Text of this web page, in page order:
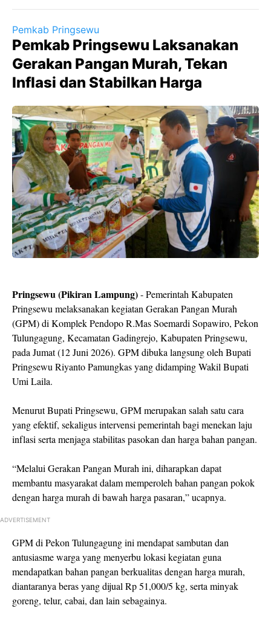
Pemkab Pringsewu
Pemkab Pringsewu Laksanakan
Gerakan Pangan Murah, Tekan
Inflasi dan Stabilkan Harga
Pringsewu (Pikiran Lampung)- Pemerintah Kabupaten
Pringsewu melaksanakan kegiatan Gerakan Pangan Murah
(GPM) di Komplek Pendopo R.Mas Soemardi Sopawiro, Pekon
Tulungagung, Kecamatan Gadingrejo, Kabupaten Pringsewu,
pada Jumat (12 Juni 2026). GPM dibuka langsung oleh Bupati
Pringsewu Riyanto Pamungkas yang didamping Wakil Bupati
Umi Laila.
Menurut Bupati Pringsewu, GPM merupakan salah satu cara
yang efektif, sekaligus intervensi pemerintah bagi menekan laju
inflasi serta menjaga stabilitas pasokan dan harga bahan pangan.
“Melalui Gerakan Pangan Murah ini, diharapkan dapat
membantu masyarakat dalam memperoleh bahan pangan pokok
dengan harga murah di bawah harga pasaran,” ucapnya.
ADVERTISEMENT
GPM di Pekon Tulungagung ini mendapat sambutan dan
antusiasme warga yang menyerbu lokasi kegiatan guna
mendapatkan bahan pangan berkualitas dengan harga murah,
diantaranya beras yang dijual Rp 51,000/5 kg, serta minyak
goreng, telur, cabai, dan lain sebagainya.